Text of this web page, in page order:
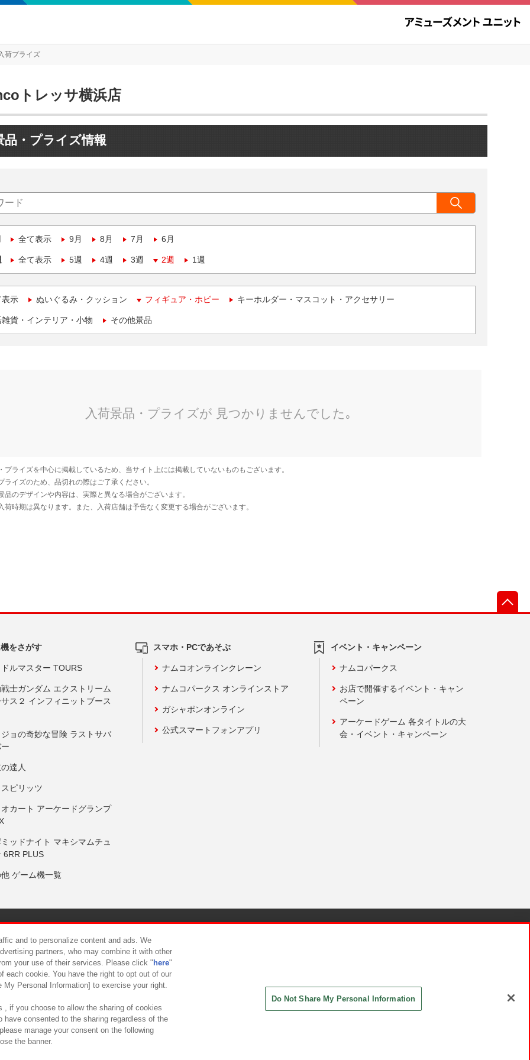
荷プライズ
トレッサ横浜店
品・プライズ情報
全て表示 9月 8月 7月 6月
全て表示 5週 4週 3週 2週 1週
表示 ぬいぐるみ・クッション フィギュア・ホビー キーホルダー・マスコット・アクセサリー
貨・インテリア・小物 その他景品
をさがす
ルマスター TOURS
士ガンダム エクストリーム
ス２ インフィニットブース
ョの奇妙な冒険 ラストサバ
達人
ピリッツ
カート アーケードグランプ
ッドナイト マキシマムチュ
6RR PLUS
ゲーム機一覧
スマホ・PCであそぶ
ナムコオンラインクレーン
ナムコパークス オンラインストア
ガシャポンオンライン
公式スマートフォンアプリ
イベント・キャンペーン
ナムコパークス
お店で開催するイベント・キャン
ペーン
アーケードゲーム 各タイトルの大
会・イベント・キャンペーン
について カスタマーハラスメント対応方針
and to personalize content and ads. We
partners, who may combine it with other
your use of their services. Please click " here"
each cookie. You have the right to opt out of our
Personal Information] to exercise your right.
, if you choose to allow the sharing of cookies
have consented to the sharing regardless of the
manage your consent on the following
the banner.
Do Not Share My Personal Information